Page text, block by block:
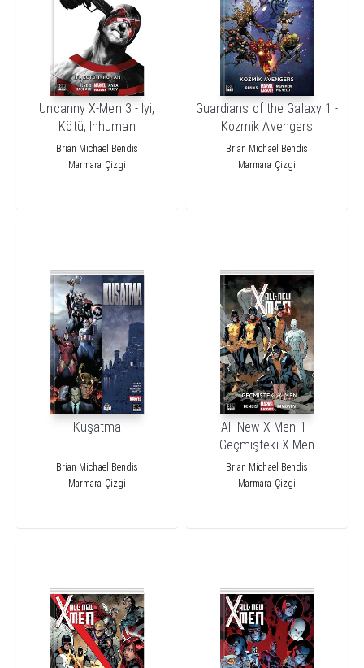
Uncanny X-Men 3 - İyi,
Kötü, Inhuman
Brian Michael Bendis
Marmara Çizgi
Guardians of the Galaxy 1 -
Kozmik Avengers
Brian Michael Bendis
Marmara Çizgi
Kuşatma
Brian Michael Bendis
Marmara Çizgi
All New X-Men 1 -
Geçmişteki X-Men
Brian Michael Bendis
Marmara Çizgi